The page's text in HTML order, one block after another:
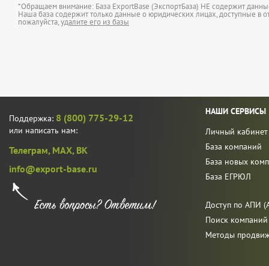
*Обращаем внимание: База ExportBase (ЭкспортБаза) НЕ содержит
Наша база содержит только данные о юридических лицах, доступные в
пожалуйста,удалите его из базы
Поддержка: 8 (800) 775-29-12
или написать нам:
Телеграм, MAX, ВК
info@export-base.ru
НАШИ СЕРВИСЫ
Личный кабинет
База компаний
База новых
База ЕГРЮЛ
Доступ по АПИ
Поиск
Методы